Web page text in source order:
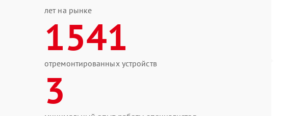
лет на рынке
1541
отремонтированных устройств
3